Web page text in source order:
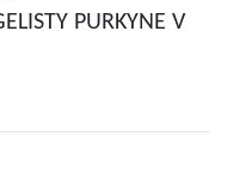
PURKYNE V